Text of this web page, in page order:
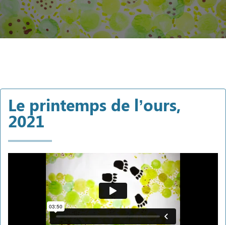
Le printemps de l’ours,
2021